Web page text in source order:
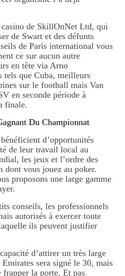
casino de SkillOnNet Ltd, qui
de Swart et des défunts
de Paris international vous
ce sur aucun autre
en tête via Arno
tels que Cuba, meilleurs
sur le football mais Van
en seconde période à
finale.
Du Championnat
d’opportunités
de leur travail local au
les jeux et l’ordre des
dont vous jouez au poker.
proposons une large gamme
conseils, les professionnels
autorisés à exercer toute
ils peuvent justifier
d’attirer un très large
sera signé le 30, mais
frapper la porte. Et pas